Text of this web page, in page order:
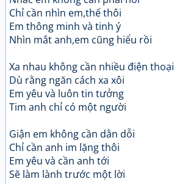
Chỉ cần nhìn em,thế thôi
Em thông minh và tinh ý
Nhìn mắt anh,em cũng hiểu rồi
Xa nhau không cần nhiều điện thoại
Dù rằng ngăn cách xa xôi
Em yêu và luôn tin tưởng
Tim anh chỉ có một người
Giận em không cần dằn dỗi
Chỉ cần anh im lặng thôi
Em yêu và cần anh tới
Sẽ làm lành trước một lời